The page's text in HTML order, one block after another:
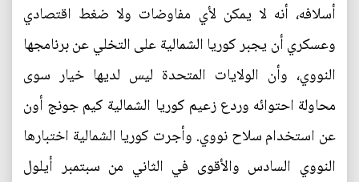
أسلافه، أنه لا يمكن لأي مفاوضات ولا ضغط اقتصادي
وعسكري أن يجبر كوريا الشمالية على التخلي عن برنامجها
النووي، وأن الولايات المتحدة ليس لديها خيار سوى
محاولة احتوائه وردع زعيم كوريا الشمالية كيم جونج أون
عن استخدام سلاح نووي. وأجرت كوريا الشمالية اختبارها
النووي السادس والأقوى في الثاني من سبتمبر أيلول